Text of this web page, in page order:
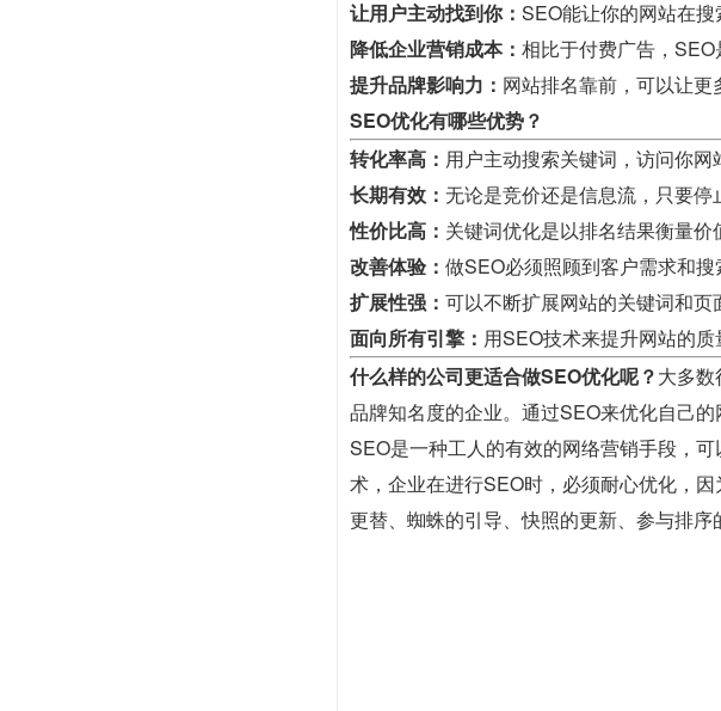
让用户主动找到你： SEO能让你的网站在搜
降低企业营销成本： 相比于付费广告，SEO
提升品牌影响力： 网站排名靠前，可以让更
SEO优化有哪些优势？
转化率高： 用户主动搜索关键词，访问你网
长期有效： 无论是竞价还是信息流，只要
性价比高： 关键词优化是以排名结果衡量价
改善体验： 做SEO必须照顾到客户需求和
扩展性强： 可以不断扩展网站的关键词和页
面向所有引擎： 用SEO技术来提升网站的
什么样的公司更适合做SEO优化呢？大多
品牌知名度的企业。通过SEO来优化自己的
SEO是一种工人的有效的网络营销手段，
术，企业在进行SEO时，必须耐心优化，
更替、蜘蛛的引导、快照的更新、参与排序